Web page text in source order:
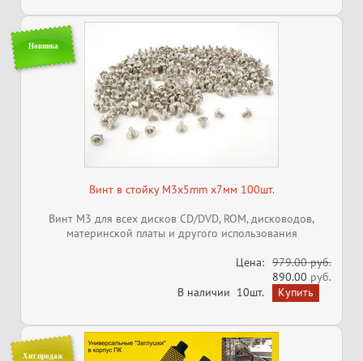
Новинка
Винт в стойку M3x5mm x7мм 100шт.
Винт M3 для всех дисков CD/DVD, ROM, дисководов,
материнской платы и другого использования
Цена: 979.00 руб.
890.00 руб.
В наличии 10шт.
Хит продаж